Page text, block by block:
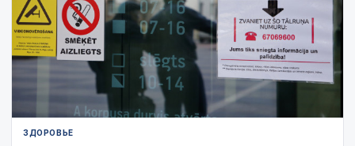
ЗДОРОВЬЕ